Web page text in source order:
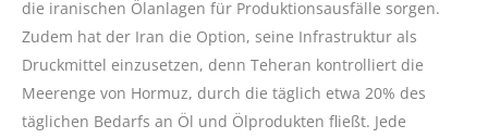
die iranischen Ölanlagen für Produktionsausfälle sorgen.
Zudem hat der Iran die Option, seine Infrastruktur als
Druckmittel einzusetzen, denn Teheran kontrolliert die
Meerenge von Hormuz, durch die täglich etwa 20% des
täglichen Bedarfs an Öl und Ölprodukten fließt. Jede